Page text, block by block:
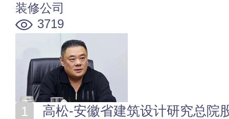
装修公司
3719
高松-安徽省建筑设计研究总院